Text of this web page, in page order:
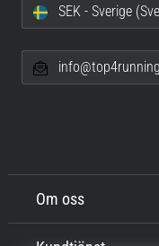
Om oss
SEK - Sverige